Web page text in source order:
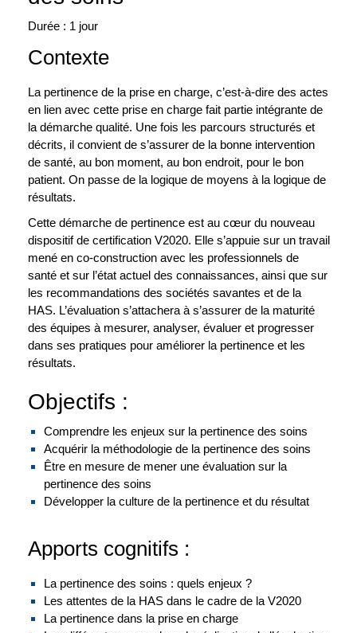
Durée : 1 jour
Contexte
La pertinence de la prise en charge, c’est-à-dire des actes
en lien avec cette prise en charge fait partie intégrante de
la démarche qualité. Une fois les parcours structurés et
décrits, il convient de s’assurer de la bonne intervention
de santé, au bon moment, au bon endroit, pour le bon
patient. On passe de la logique de moyens à la logique de
résultats.
Cette démarche de pertinence est au cœur du nouveau
dispositif de certification V2020. Elle s’appuie sur un travail
mené en co-construction avec les professionnels de
santé et sur l’état actuel des connaissances, ainsi que sur
les recommandations des sociétés savantes et de la
HAS. L’évaluation s’attachera à s’assurer de la maturité
des équipes à mesurer, analyser, évaluer et progresser
dans ses pratiques pour améliorer la pertinence et les
résultats.
Objectifs :
Comprendre les enjeux sur la pertinence des soins
Acquérir la méthodologie de la pertinence des soins
Être en mesure de mener une évaluation sur la
pertinence des soins
Développer la culture de la pertinence et du résultat
Apports cognitifs :
La pertinence des soins : quels enjeux ?
Les attentes de la HAS dans le cadre de la V2020
La pertinence dans la prise en charge